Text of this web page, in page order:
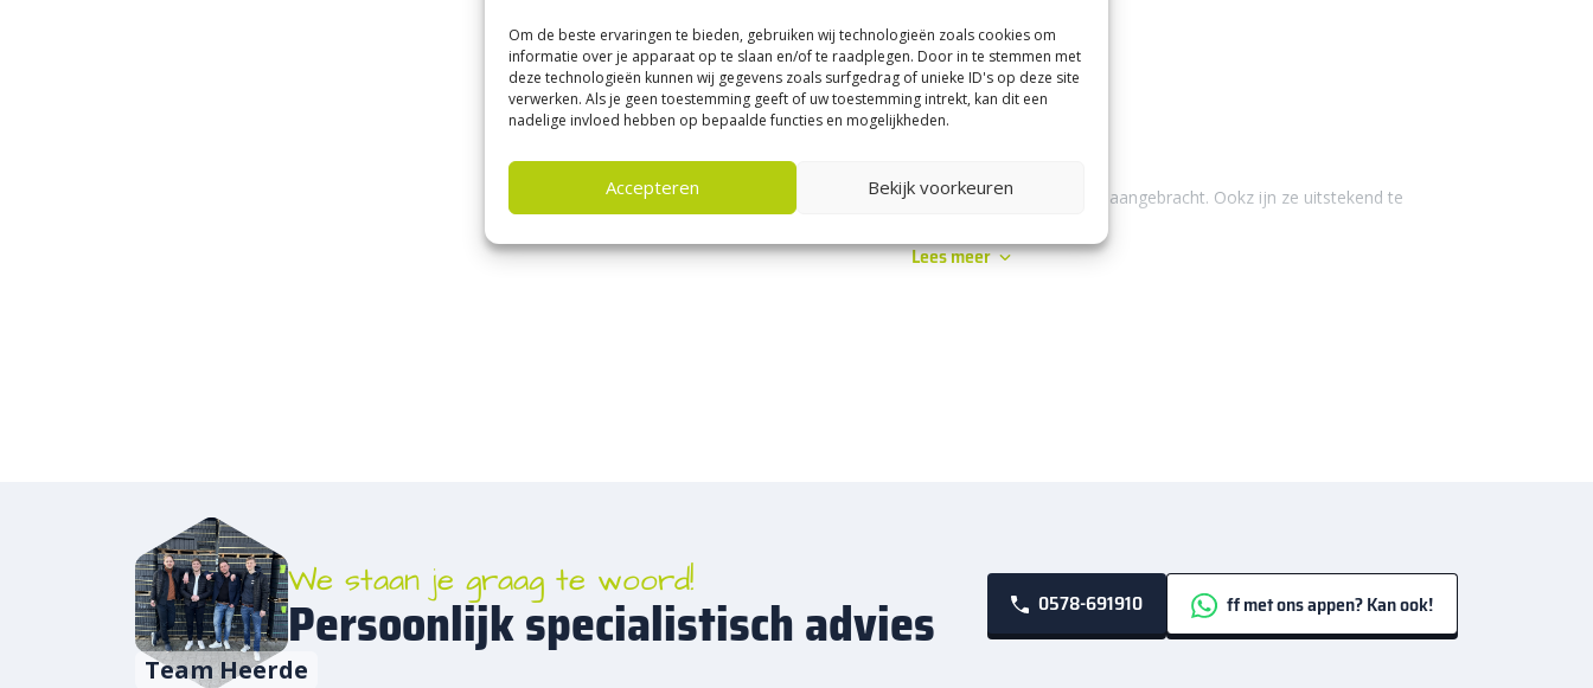
Om de beste ervaringen te bieden, gebruiken wij technologieën zoals cookies om
informatie over je apparaat op te slaan en/of te raadplegen. Door in te stemmen met
deze technologieën kunnen wij gegevens zoals surfgedrag of unieke ID's op deze site
verwerken. Als je geen toestemming geeft of uw toestemming intrekt, kan dit een
nadelige invloed hebben op bepaalde functies en mogelijkheden.
Accepteren Bekijk voorkeuren
Met betonbielzen kunnen hoogteverschillen worden opgevangen of juist worden aangebracht. Ookz ijn ze uitstekend te
Lees meer
Team Heerde
We staan je graag te woord!
Persoonlijk specialistisch advies 0578-691910 ff met ons appen? Kan ook!